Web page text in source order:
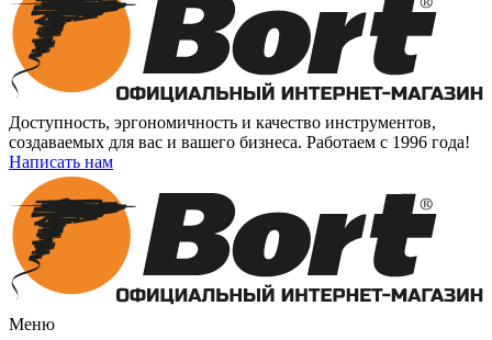
Доступность, эргономичность и качество инструментов,
создаваемых для вас и вашего бизнеса. Работаем с 1996 года!
Написать нам
Меню